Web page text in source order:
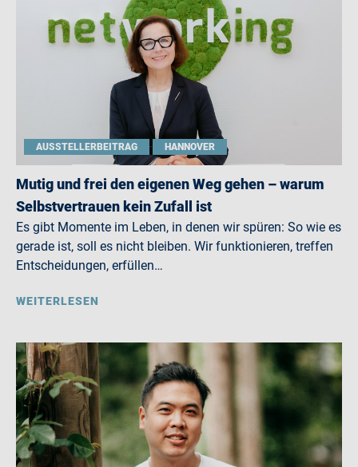
AUSSTELLERBEITRAG HANNOVER
Mutig und frei den eigenen Weg gehen – warum
Selbstvertrauen kein Zufall ist
Es gibt Momente im Leben, in denen wir spüren: So wie es
gerade ist, soll es nicht bleiben. Wir funktionieren, treffen
Entscheidungen, erfüllen…
WEITERLESEN